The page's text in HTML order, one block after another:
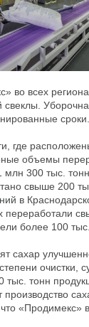
во всех
свеклы.
сроки.
где
объемы
млн 300 тыс.
свыше 200
в
переработали
более 100
сахар
очистки,
тонн
«Продимекс»